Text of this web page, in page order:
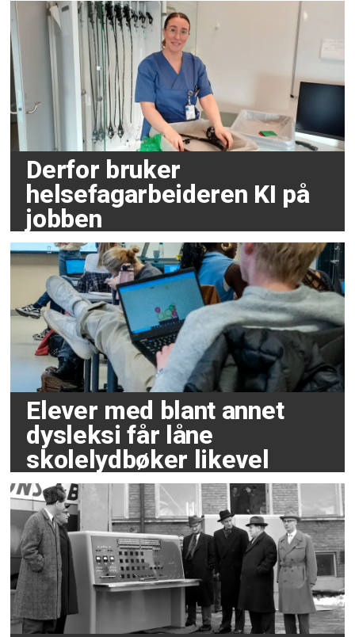
Derfor bruker
helsefagarbeideren KI på
jobben
Elever med blant annet
dysleksi får låne
skolelydbøker likevel